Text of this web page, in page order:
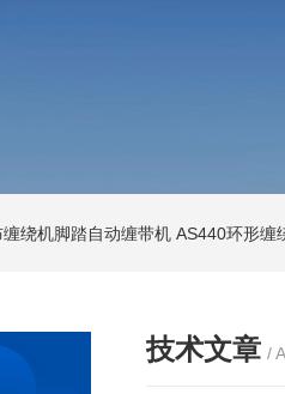
绕机脚踏自动缠带机 AS440环形缠
技术文章 /